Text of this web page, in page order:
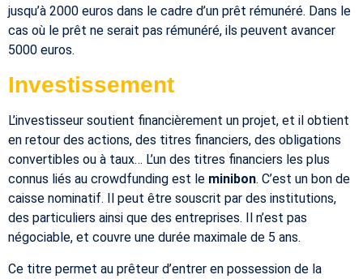
jusqu’à 2000 euros dans le cadre d’un prêt rémunéré. Dans le
cas où le prêt ne serait pas rémunéré, ils peuvent avancer
5000 euros.
Investissement
L’investisseur soutient financièrement un projet, et il obtient
en retour des actions, des titres financiers, des obligations
convertibles ou à taux… L’un des titres financiers les plus
connus liés au crowdfunding est le minibon. C’est un bon de
caisse nominatif. Il peut être souscrit par des institutions,
des particuliers ainsi que des entreprises. Il n’est pas
négociable, et couvre une durée maximale de 5 ans.
Ce titre permet au prêteur d’entrer en possession de la